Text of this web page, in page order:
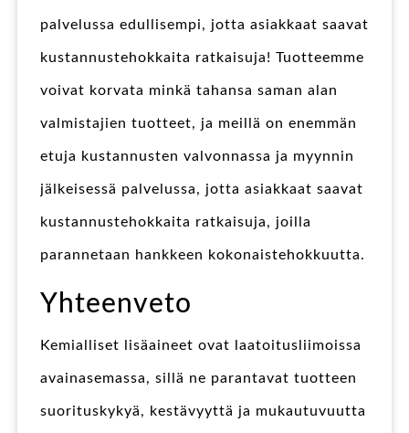
palvelussa edullisempi, jotta asiakkaat saavat
kustannustehokkaita ratkaisuja! Tuotteemme
voivat korvata minkä tahansa saman alan
valmistajien tuotteet, ja meillä on enemmän
etuja kustannusten valvonnassa ja myynnin
jälkeisessä palvelussa, jotta asiakkaat saavat
kustannustehokkaita ratkaisuja, joilla
parannetaan hankkeen kokonaistehokkuutta.
Yhteenveto
Kemialliset lisäaineet ovat laatoitusliimoissa
avainasemassa, sillä ne parantavat tuotteen
suorituskykyä, kestävyyttä ja mukautuvuutta